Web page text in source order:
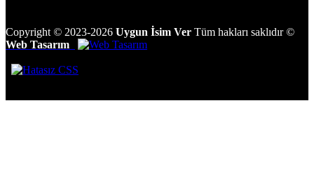
Copyright © 2023-2026 Uygun İsim Ver Tüm hakları saklıdır ©
Web Tasarım